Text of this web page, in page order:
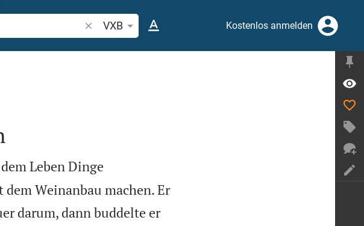
Bibelstelle oder Begriff suchen
VXB Kostenlos anmelden
Leben Dinge
Weinanbau machen. Er
darum, dann buddelte er